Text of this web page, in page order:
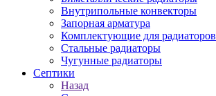
Внутрипольные конвекторы
Запорная арматура
Комплектующие для радиаторов
Стальные радиаторы
Чугунные радиаторы
Септики
Назад